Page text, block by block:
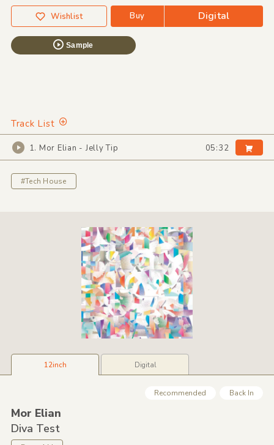
Wishlist Buy Digital
Sample
Track List
1. Mor Elian - Jelly Tip 05:32
#Tech House
12inch Digital
Recommended Back In
Mor Elian
Diva Test